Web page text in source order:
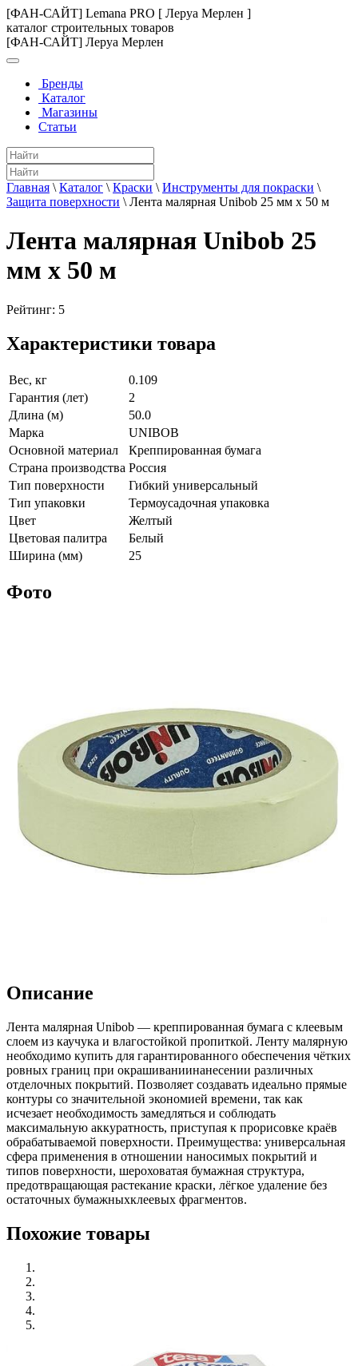
[ФАН-САЙТ] Lemana PRO [ Леруа Мерлен ]
каталог строительных товаров
[ФАН-САЙТ] Леруа Мерлен
Бренды
Каталог
Магазины
Статьи
Главная \ Каталог \ Краски \ Инструменты для покраски \
Защита поверхности \ Лента малярная Unibob 25 мм x 50 м
Лента малярная Unibob 25
мм x 50 м
Рейтинг: 5
Характеристики товара
Вес, кг
0.109
Гарантия (лет)
2
Длина (м)
50.0
Марка
UNIBOB
Основной материал
Креппированная бумага
Страна производства Россия
Тип поверхности
Гибкий универсальный
Тип упаковки
Термоусадочная упаковка
Цвет
Желтый
Цветовая палитра
Белый
Ширина (мм)
25
Фото
Описание
Лента малярная Unibob — креппированная бумага с клеевым
слоем из каучука и влагостойкой пропиткой. Ленту малярную
необходимо купить для гарантированного обеспечения чётких
ровных границ при окрашиваниинанесении различных
отделочных покрытий. Позволяет создавать идеально прямые
контуры со значительной экономией времени, так как
исчезает необходимость замедляться и соблюдать
максимальную аккуратность, приступая к прорисовке краёв
обрабатываемой поверхности. Преимущества: универсальная
сфера применения в отношении наносимых покрытий и
типов поверхности, шероховатая бумажная структура,
предотвращающая растекание краски, лёгкое удаление без
остаточных бумажныхклеевых фрагментов.
Похожие товары